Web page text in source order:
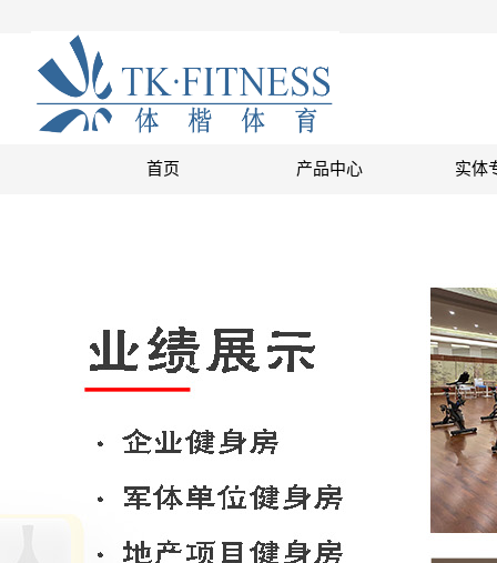
首页 产品中心 实体